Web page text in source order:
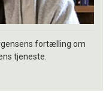
fortælling om
tjeneste.